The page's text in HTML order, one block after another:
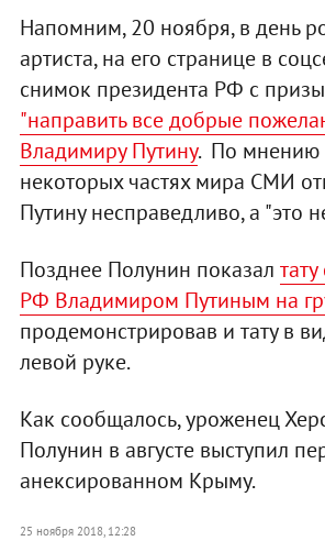
Напомним, 20 ноября, в день
артиста, на его странице в
снимок президента РФ с
"направить все добрые
Владимиру Путину. По мнению
некоторых частях мира СМИ
Путину несправедливо, а "это
Позднее Полунин показал
РФ Владимиром Путиным на
продемонстрировав и тату в
левой руке.
Как сообщалось, уроженец
Полунин в августе выступил
анексированном Крыму.
25 ноября 2018, 12:28